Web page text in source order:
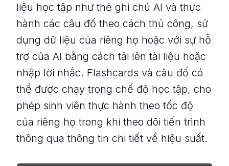
liệu học tập như thẻ ghi chú AI và thực
hành các câu đố theo cách thủ công, sử
dụng dữ liệu của riêng họ hoặc với sự hỗ
trợ của AI bằng cách tải lên tài liệu hoặc
nhập lời nhắc. Flashcards và câu đố có
thể được chạy trong chế độ học tập, cho
phép sinh viên thực hành theo tốc độ
của riêng họ trong khi theo dõi tiến trình
thông qua thông tin chi tiết về hiệu suất.